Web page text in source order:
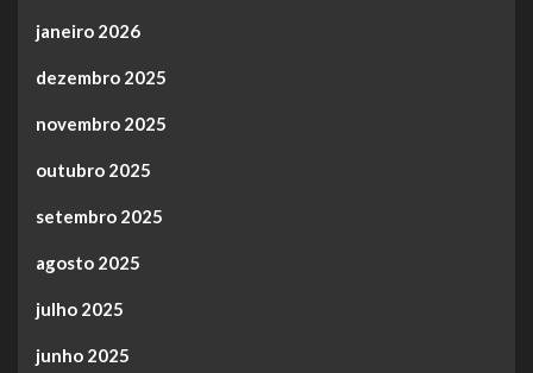
janeiro 2026
dezembro 2025
novembro 2025
outubro 2025
setembro 2025
agosto 2025
julho 2025
junho 2025